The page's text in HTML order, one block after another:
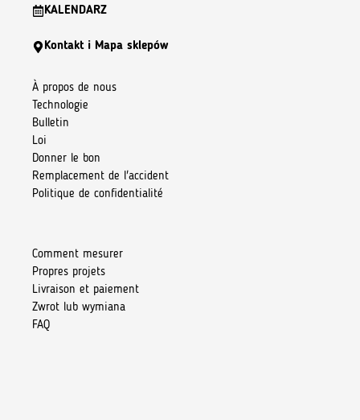
KALENDARZ
Kontakt i Mapa sklepów
À propos de nous
Technologie
Bulletin
Loi
Donner le bon
Remplacement de l'accident
Politique de confidentialité
Comment mesurer
Propres projets
Livraison et paiement
Zwrot lub wymiana
FAQ